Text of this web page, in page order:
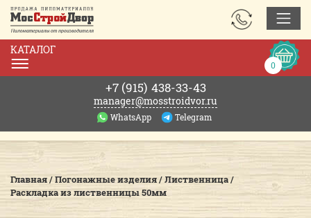
КАТАЛОГ
+7 (915) 438-33-43
manager@mosstroidvor.ru
WhatsApp Telegram
ЗАКАЗАТЬ
ЗВОНОК
0
0р.
Главная/Погонажные изделия/Лиственница/
Раскладка из лиственницы 50мм